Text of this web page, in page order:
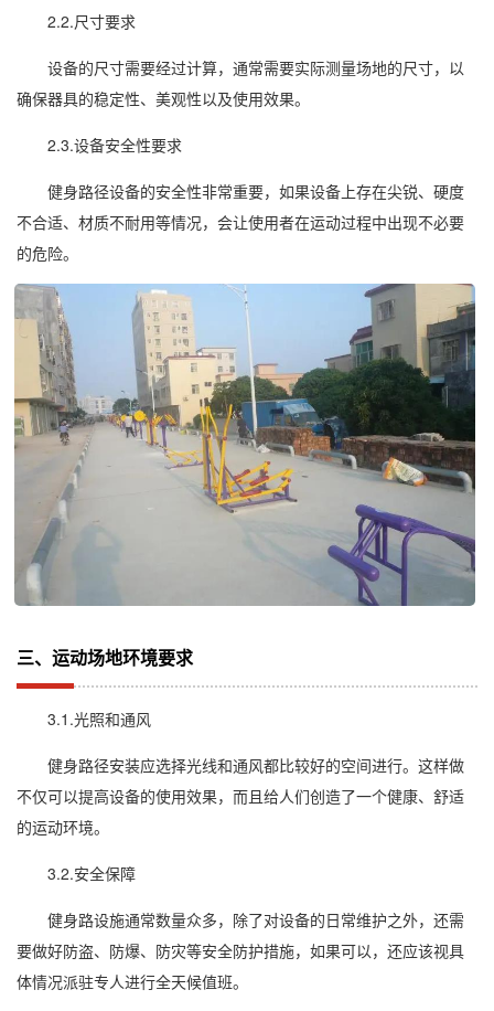
2.2.尺寸要求
设备的尺寸需要经过计算，通常需要实际测量场地的尺寸，以
确保器具的稳定性、美观性以及使用效果。
2.3.设备安全性要求
健身路径设备的安全性非常重要，如果设备上存在尖锐、硬度
不合适、材质不耐用等情况，会让使用者在运动过程中出现不必要
的危险。
三、运动场地环境要求
3.1.光照和通风
健身路径安装应选择光线和通风都比较好的空间进行。这样做
不仅可以提高设备的使用效果，而且给人们创造了一个健康、舒适
的运动环境。
3.2.安全保障
健身路设施通常数量众多，除了对设备的日常维护之外，还需
要做好防盗、防爆、防灾等安全防护措施，如果可以，还应该视具
体情况派驻专人进行全天候值班。